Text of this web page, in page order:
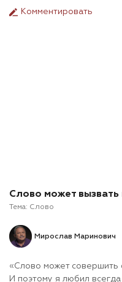
Комментировать
Слово может
Тема: Слово
Мирослав Маринович
«Слово может совершить
И поэтому я любил